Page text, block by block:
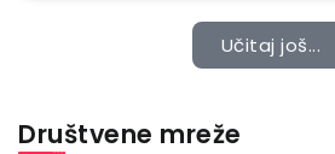
Učitaj još...
Društvene mreže